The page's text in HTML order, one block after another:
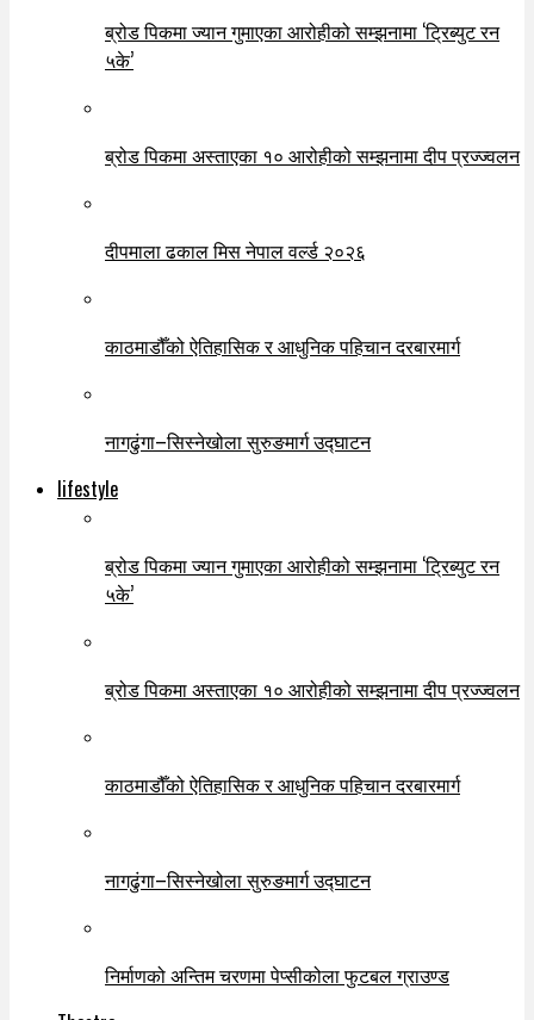
ब्रोड पिकमा ज्यान गुमाएका आरोहीको सम्झनामा ‘ट्रिब्युट रन
५के’
ब्रोड पिकमा अस्ताएका १० आरोहीको सम्झनामा दीप प्रज्ज्वलन
दीपमाला ढकाल मिस नेपाल वर्ल्ड २०२६
काठमाडौँको ऐतिहासिक र आधुनिक पहिचान दरबारमार्ग
नागढुंगा–सिस्नेखोला सुरुङमार्ग उद्घाटन
lifestyle
ब्रोड पिकमा ज्यान गुमाएका आरोहीको सम्झनामा ‘ट्रिब्युट रन
५के’
ब्रोड पिकमा अस्ताएका १० आरोहीको सम्झनामा दीप प्रज्ज्वलन
काठमाडौँको ऐतिहासिक र आधुनिक पहिचान दरबारमार्ग
नागढुंगा–सिस्नेखोला सुरुङमार्ग उद्घाटन
निर्माणको अन्तिम चरणमा पेप्सीकोला फुटबल ग्राउण्ड